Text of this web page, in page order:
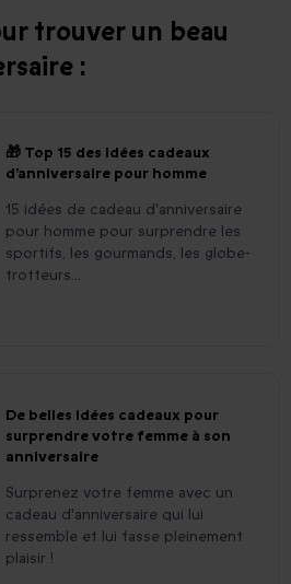
trouver un beau
:
🎁 Top 15 des idées cadeaux
d’anniversaire pour homme
15 idées de cadeau d'anniversaire
pour homme pour surprendre les
sportifs, les gourmands, les globe-
trotteurs...
De belles idées cadeaux pour
surprendre votre femme à son
anniversaire
Surprenez votre femme avec un
cadeau d'anniversaire qui lui
ressemble et lui fasse pleinement
plaisir !